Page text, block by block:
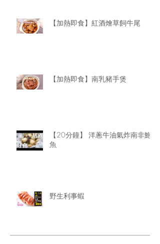
【加熱即食】紅酒燴草飼牛尾
【加熱即食】南乳豬手煲
【20分鐘】 洋蔥牛油氣炸南非鮑
魚
野生利事蝦